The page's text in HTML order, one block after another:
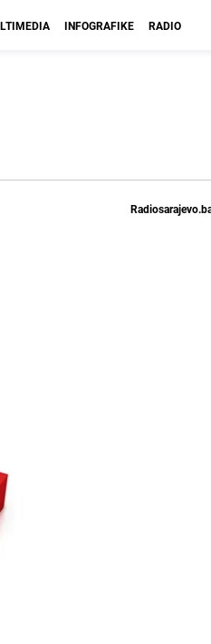
INFOGRAFIKE RADIO